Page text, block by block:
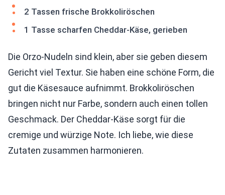
2 Tassen frische Brokkoliröschen
1 Tasse scharfen Cheddar-Käse, gerieben
Die Orzo-Nudeln sind klein, aber sie geben diesem
Gericht viel Textur. Sie haben eine schöne Form, die
gut die Käsesauce aufnimmt. Brokkoliröschen
bringen nicht nur Farbe, sondern auch einen tollen
Geschmack. Der Cheddar-Käse sorgt für die
cremige und würzige Note. Ich liebe, wie diese
Zutaten zusammen harmonieren.